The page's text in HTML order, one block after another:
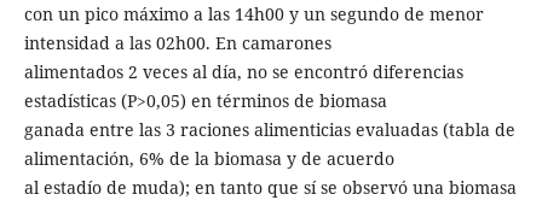
con un pico máximo a las 14h00 y un segundo de menor
intensidad a las 02h00. En camarones
alimentados 2 veces al día, no se encontró diferencias
estadísticas (P>0,05) en términos de biomasa
ganada entre las 3 raciones alimenticias evaluadas (tabla de
alimentación, 6% de la biomasa y de acuerdo
al estadío de muda); en tanto que sí se observó una biomasa